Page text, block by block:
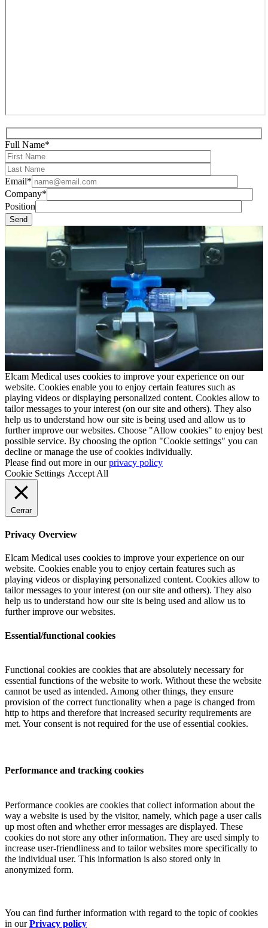
Full Name*
Email*
Company*
Position
Elcam Medical uses cookies to improve your experience on our
website. Cookies enable you to enjoy certain features such as
playing videos or displaying personalized content. Cookies allow to
tailor messages to your interest (on our site and others). They also
help us to understand how our site is being used and allow us to
further improve our websites. Choose "Allow cookies" to enjoy best
possible service. By choosing the option "Cookie settings" you can
decline or manage the use of cookies individually.
Please find out more in ourprivacy policy
Cookie Settings Accept All
Cerrar
Privacy Overview
Elcam Medical uses cookies to improve your experience on our
website. Cookies enable you to enjoy certain features such as
playing videos or displaying personalized content. Cookies allow to
tailor messages to your interest (on our site and others). They also
help us to understand how our site is being used and allow us to
further improve our websites.
Essential/functional cookies
Functional cookies are cookies that are absolutely necessary for
essential functions of the website to work. Without these the website
cannot be used as intended. Among other things, they ensure
provision of the correct functionality when a page is changed from
http to https and therefore that increased security requirements are
met. Your consent is not required for the use of essential cookies.
Performance and tracking cookies
Performance cookies are cookies that collect information about the
way a website is used by the visitor, namely, which page a user calls
up most often and whether error messages are displayed. These
cookies do not store any other information. They are used simply to
increase user-friendliness and to tailor websites more specifically to
the individual user. This information is also stored only in
anonymized form.
You can find further information with regard to the topic of cookies
in ourPrivacy policy